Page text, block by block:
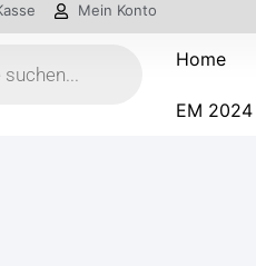
Mein Konto
Home
EM